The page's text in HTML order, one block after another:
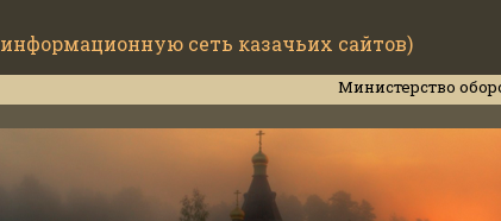
сеть казачьих сайтов)
Министерство обороны РФ